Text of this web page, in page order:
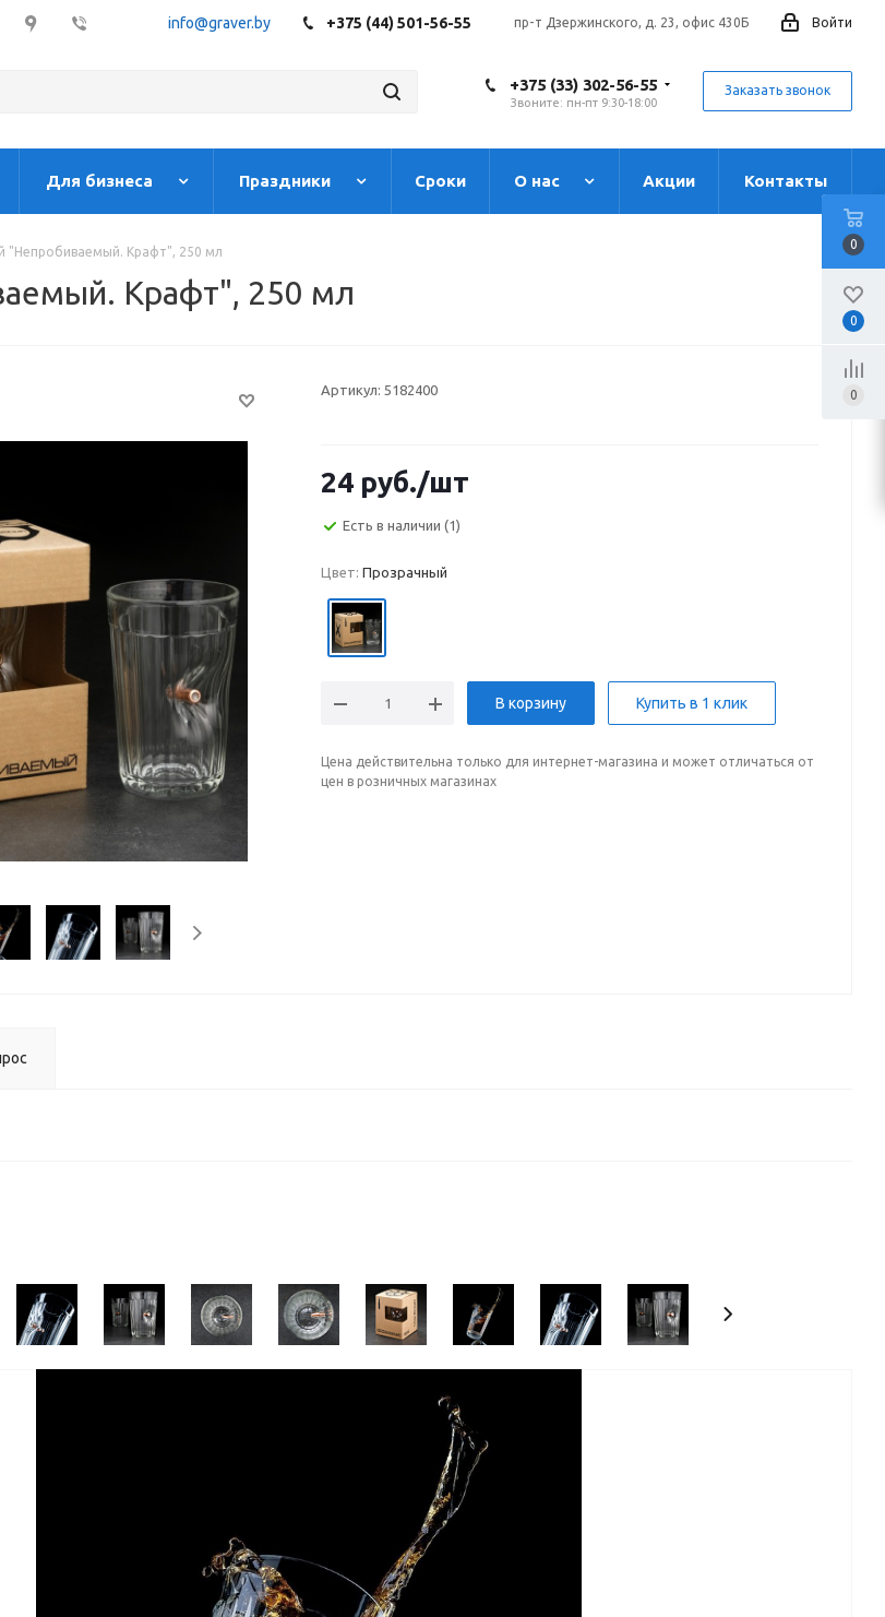
info@graver.by +375 (44) 501-56-55 Войти
пр-т Дзержинского, д. 23, офис 430Б
+375 (33) 302-56-55
Звоните: пн-пт 9:30-18:00
Заказать звонок
Для бизнеса Праздники Сроки О нас Акции Контакты
"Непробиваемый. Крафт", 250 мл
Крафт", 250 мл
Артикул: 5182400
24 руб./шт
Есть в наличии (1)
Цвет: Прозрачный
В корзину Купить в 1 клик
Цена действительна только для интернет-магазина и может отличаться от
цен в розничных магазинах
0
0
0